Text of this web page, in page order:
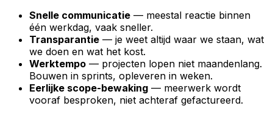
Snelle communicatie — meestal reactie binnen
één werkdag, vaak sneller.
Transparantie — je weet altijd waar we staan, wat
we doen en wat het kost.
Werktempo — projecten lopen niet maandenlang.
Bouwen in sprints, opleveren in weken.
Eerlijke scope-bewaking — meerwerk wordt
vooraf besproken, niet achteraf gefactureerd.